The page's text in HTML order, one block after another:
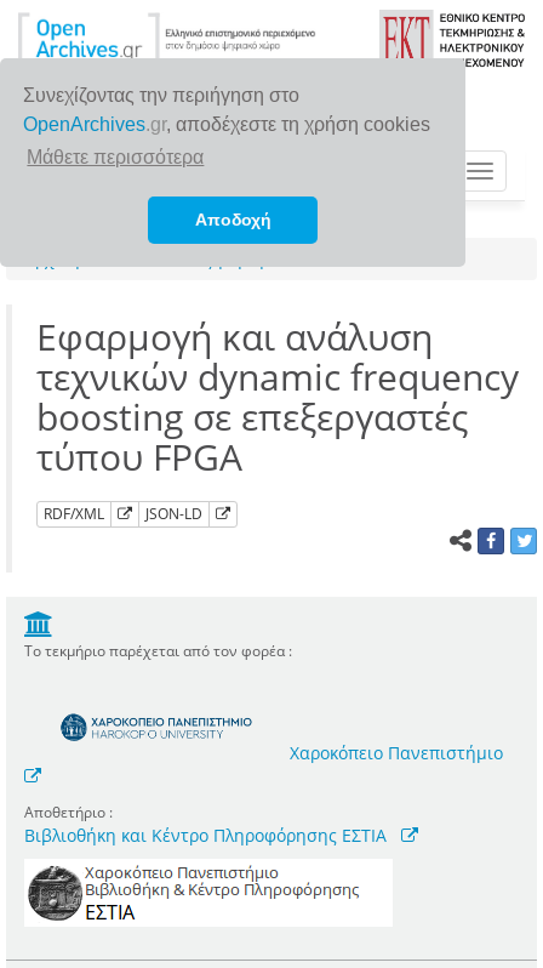
Συνεχίζοντας την περιήγηση στο
OpenArchives.gr, αποδέχεστε τη χρήση cookies
Μάθετε περισσότερα
Αποδοχή
Toggle
Εφαρμογή και ανάλυση
τεχνικών dynamic frequency
boosting σε επεξεργαστές
τύπου FPGA
RDF/XML JSON-LD
Το τεκμήριο παρέχεται από τον φορέα :
Χαροκόπειο Πανεπιστήμιο
Αποθετήριο :
Βιβλιοθήκη και Κέντρο Πληροφόρησης ΕΣΤΙΑ